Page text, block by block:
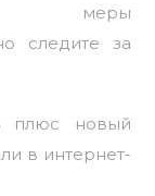
меры
следите за
плюс новый
в интернет-